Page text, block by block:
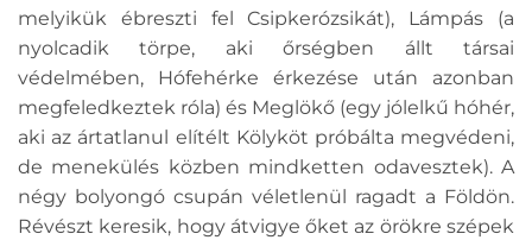
melyikük ébreszti fel Csipkerózsikát), Lámpás (a
nyolcadik törpe, aki őrségben állt társai
védelmében, Hófehérke érkezése után azonban
megfeledkeztek róla) és Meglökő (egy jólelkű hóhér,
aki az ártatlanul elítélt Kölyköt próbálta megvédeni,
de menekülés közben mindketten odavesztek). A
négy bolyongó csupán véletlenül ragadt a Földön.
Révészt keresik, hogy átvigye őket az örökre szépek